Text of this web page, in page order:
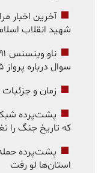
آخرین اخبار
شهید انقلاب
سوال درباره پرواز ۶۵۵
زمان و
پشت‌پرده
که تاریخ جنگ را
پشت‌پرده حمله
استان‌ها لو رفت